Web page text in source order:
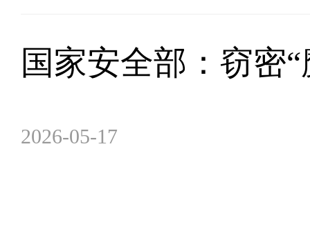
国家安全部：窃密
2026-05-17